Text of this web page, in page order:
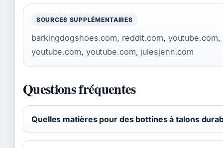
SOURCES SUPPLÉMENTAIRES
barkingdogshoes.com, reddit.com, youtube.com,
youtube.com, youtube.com, julesjenn.com
Questions fréquentes
Quelles matières pour des bottines à talons